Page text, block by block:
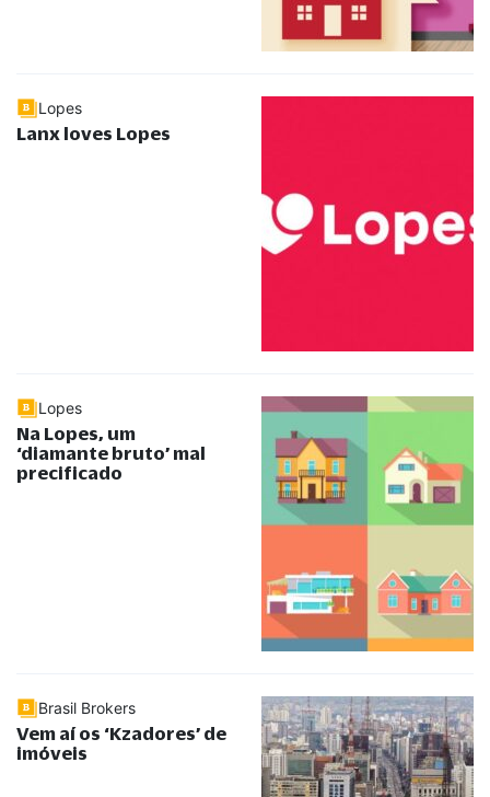
Lopes
Lanx loves Lopes
Lopes
Na Lopes, um
‘diamante bruto’ mal
precificado
Brasil Brokers
Vem aí os ‘Kzadores’ de
imóveis